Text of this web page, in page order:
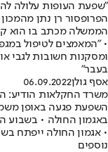
"שפעת העופות עלולה
הפרופסור רן נתן
הממשלה מכתב בו הוא
• "המאמצים לטיפול
ומסקנות חשובות לגבי
בעבר"
אסף גולן06.09.2022
משרד החקלאות הודיע:
באגמון החולה • בשבוע
• אגמון החולה ייפתח
נוספים